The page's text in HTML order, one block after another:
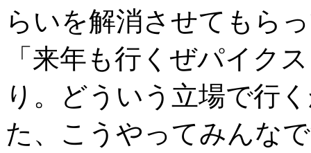
らいを解消させてもら
「来年も行くぜパイク
り。どういう立場で行
た、こうやってみんな